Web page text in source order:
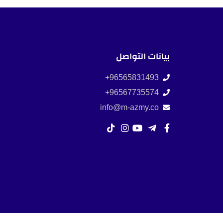
بيانات التواصل
96565831493+
96567735574+
info@m-azmy.co